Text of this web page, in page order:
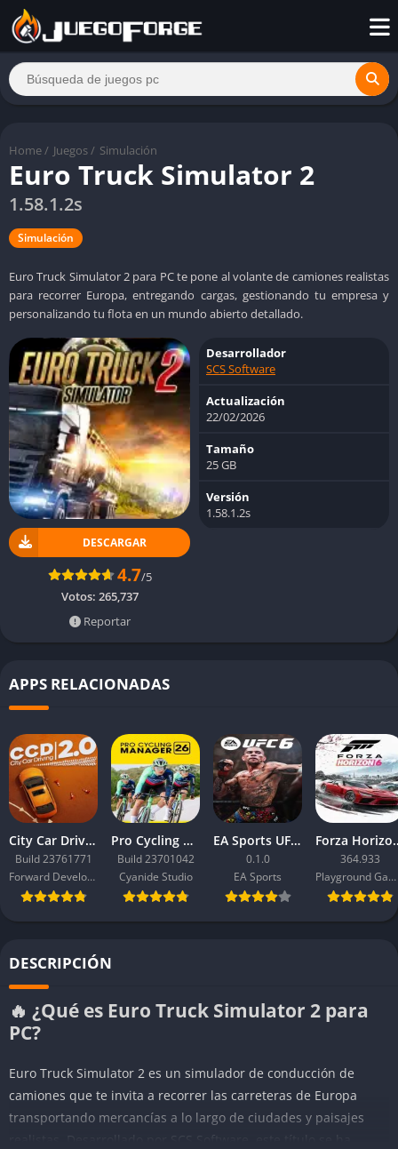
Home / Juegos / Simulación
Euro Truck Simulator 2
1.58.1.2s
Simulación
Euro Truck Simulator 2 para PC te pone al volante de camiones realistas
para recorrer Europa, entregando cargas, gestionando tu empresa y
personalizando tu flota en un mundo abierto detallado.
DESCARGAR
4.7/5
Votos: 265,737
Reportar
Desarrollador
SCS Software
Actualización
22/02/2026
Tamaño
25 GB
Versión
1.58.1.2s
APPS RELACIONADAS
City Car Driving 2.0
Build 23761771
Forward Development
Pro Cycling Manager 26
Build 23701042
Cyanide Studio
EA Sports UFC 6
0.1.0
EA Sports
364.933
Playground Games
DESCRIPCIÓN
🔥 ¿Qué es Euro Truck Simulator 2 para
PC?
Euro Truck Simulator 2 es un simulador de conducción de
camiones que te invita a recorrer las carreteras de Europa
transportando mercancías a lo largo de ciudades y paisajes
realistas. Desarrollado por SCS Software, este título se ha